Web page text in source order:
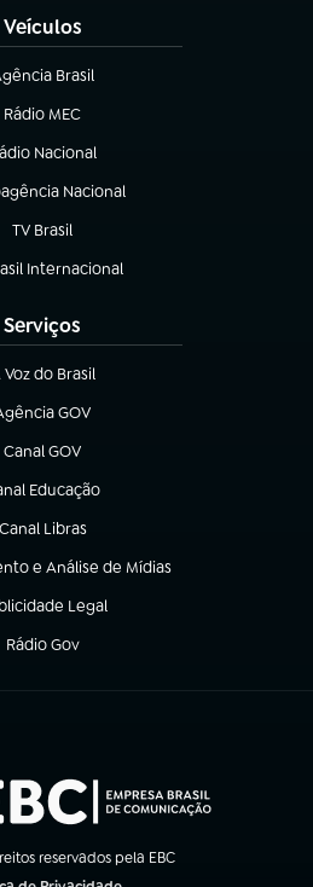
Veículos
Brasil
em nova aba)
Rádio MEC
(abre em nova aba)
Nacional
Nacional
nova aba)
TV Brasil
(abre em nova aba)
Internacional
em nova aba)
Serviços
Voz do Brasil
em nova aba)
GOV
em nova aba)
Canal GOV
(abre em nova aba)
Educação
em nova aba)
Canal Libras
(abre em nova aba)
e Análise de Mídias
aba)
Legal
em nova aba)
Rádio Gov
(abre em nova aba)
reservados pela EBC